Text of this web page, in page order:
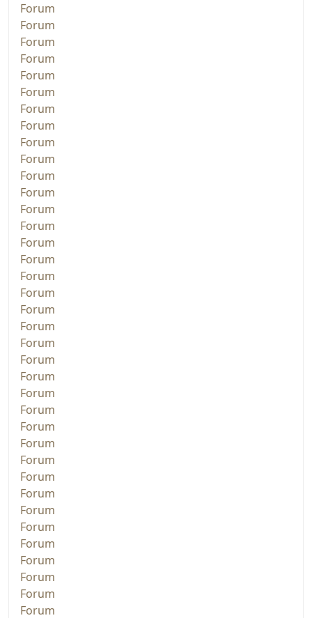
Forum
Forum
Forum
Forum
Forum
Forum
Forum
Forum
Forum
Forum
Forum
Forum
Forum
Forum
Forum
Forum
Forum
Forum
Forum
Forum
Forum
Forum
Forum
Forum
Forum
Forum
Forum
Forum
Forum
Forum
Forum
Forum
Forum
Forum
Forum
Forum
Forum